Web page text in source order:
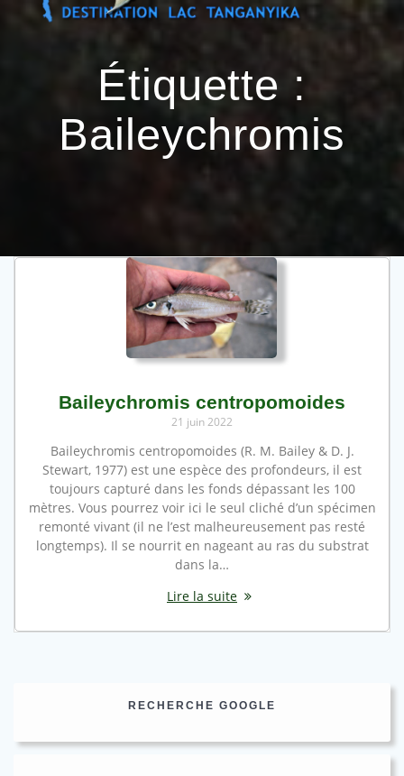
Passer
Étiquette :
Baileychromis
Baileychromis centropomoides
21 juin 2022
Baileychromis centropomoides (R. M. Bailey & D. J.
Stewart, 1977) est une espèce des profondeurs, il est
toujours capturé dans les fonds dépassant les 100
mètres. Vous pourrez voir ici le seul cliché d’un spécimen
remonté vivant (il ne l’est malheureusement pas resté
longtemps). Il se nourrit en nageant au ras du substrat
dans la…
Lire la suite
RECHERCHE GOOGLE